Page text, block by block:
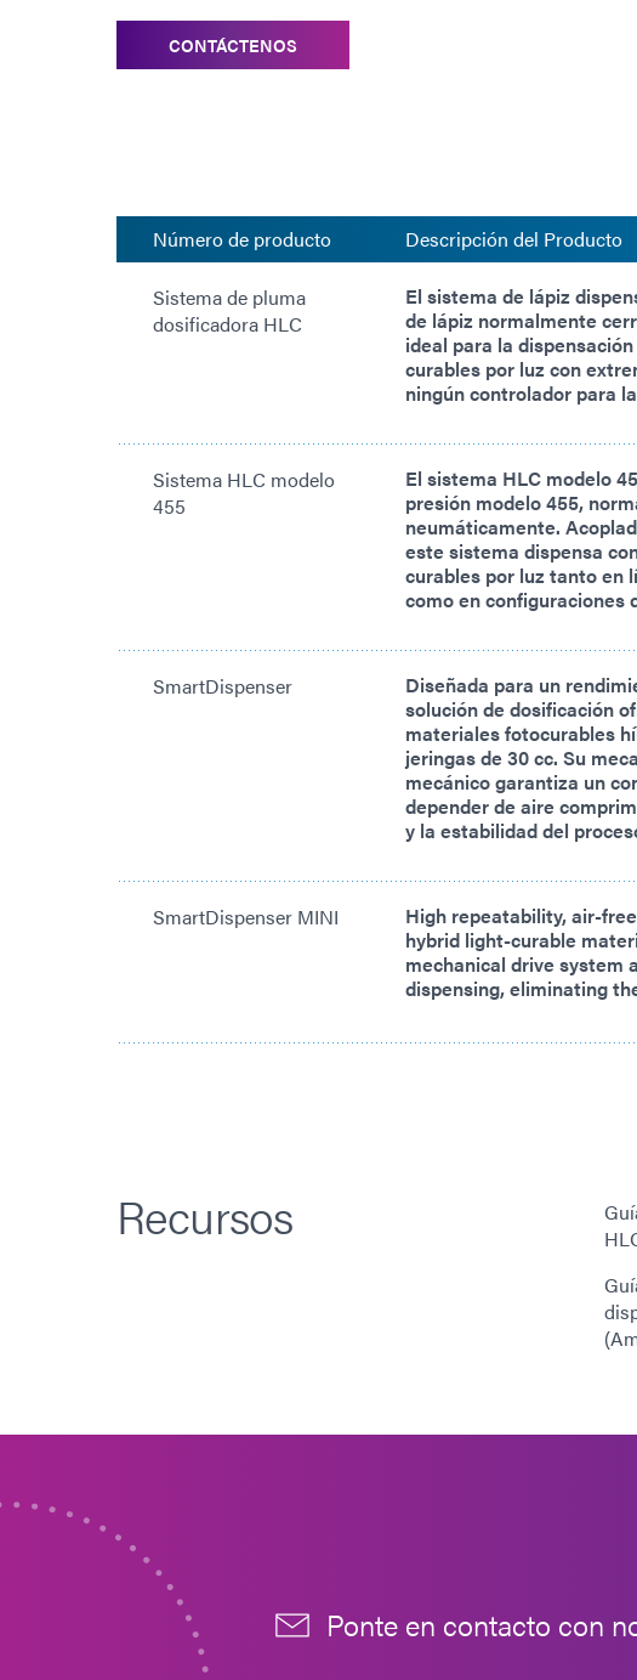
CONTÁCTENOS
Número de producto Descripción del Producto
Sistema de pluma
dosificadora HLC
El sistema de lápiz
de lápiz normalmente
ideal para la
curables por luz con
ningún controlador para
Sistema HLC modelo
455
El sistema HLC modelo
presión modelo 455,
neumáticamente.
este sistema dispensa
curables por luz tanto en
como en configuraciones
SmartDispenser
Diseñada para un
solución de dosificación
materiales fotocurables
jeringas de 30 cc. Su
mecánico garantiza un
depender de aire
y la estabilidad del
SmartDispenser MINI
High repeatability, air-
hybrid light-curable
mechanical drive system
dispensing, eliminating
Recursos
Ponte en contacto con